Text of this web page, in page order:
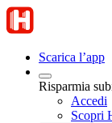
Scarica l’app
Risparmia
Accedi
Scopri